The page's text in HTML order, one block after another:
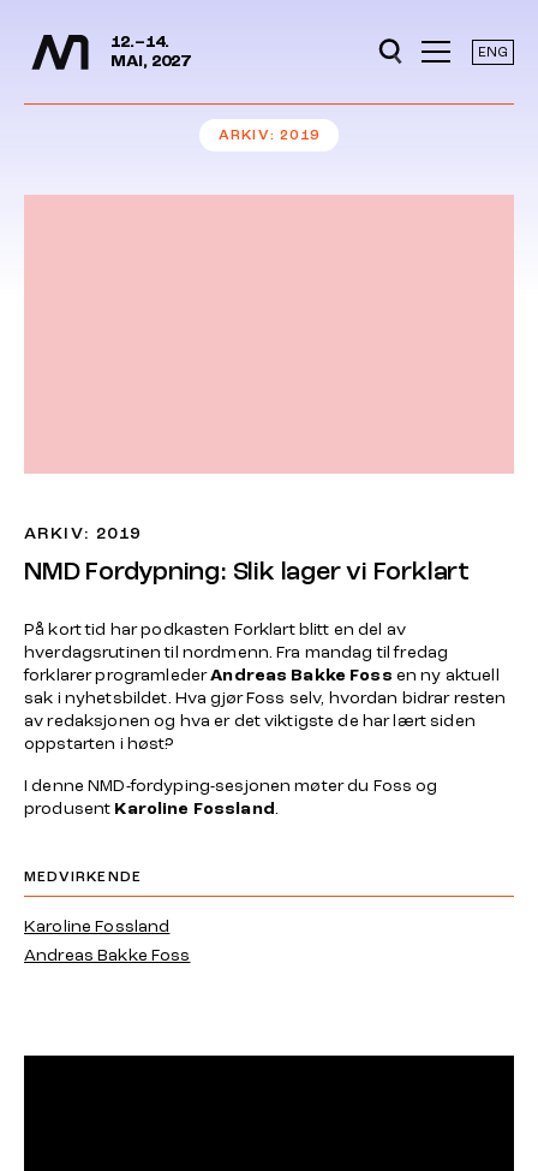
Hopp til hovedinnhold
12.–14.
MAI, 2027
ENG
ARKIV 2019
ARKIV: 2019
NMD Fordypning: Slik lager vi Forklart
På kort tid har podkasten Forklartblitt en del av
hverdagsrutinen til nordmenn. Fra mandag til fredag
forklarer programlederAndreas Bakke Foss en ny aktuell
sak i nyhetsbildet. Hva gjør Foss selv, hvordan bidrar resten
av redaksjonen og hva er det viktigste de har lært siden
oppstarten i høst?
I denne NMD-fordyping-sesjonen møter du Foss og
produsent Karoline Fossland .
MEDVIRKENDE
Karoline Fossland
Andreas Bakke Foss